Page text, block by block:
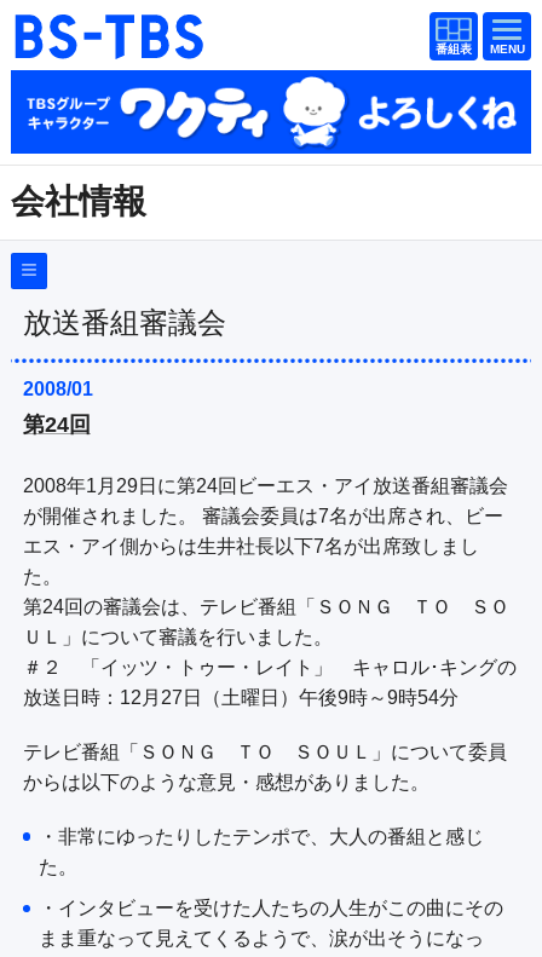
番組
表
BS-TBS
番組
表
ドラマ 映画
紀行 報道
教養
音楽
アニメ
イベント ショッピング
公式SNS プレゼント
ご意見・ご感想 会社情報
会社情報
放送番組審議会
第24回
2008/01
2008年1月29日に第24回ビーエス・アイ放送番組審議会
が開催されました。 審議会委員は7名が出席され、ビー
エス・アイ側からは生井社長以下7名が出席致しまし
た。
第24回の審議会は、テレビ番組「ＳＯＮＧ ＴＯ ＳＯ
ＵＬ」について審議を行いました。
＃２ 「イッツ・トゥー・レイト」 キャロル･キングの
放送日時：12月27日（土曜日）午後9時～9時54分
テレビ番組「ＳＯＮＧ ＴＯ ＳＯＵＬ」について委員
からは以下のような意見・感想がありました。
・非常にゆったりしたテンポで、大人の番組と感じ
た。
・インタビューを受けた人たちの人生がこの曲にその
まま重なって見えてくるようで、涙が出そうになっ
会社概要
採用情報
放送番組審議会
番組種別の公表
反社会的勢力排除についての指針
個人情報について
プライバシーポリシー
従業員等の個人情報に関するプライバシーポ
リシー
報道・著述目的の個人情報保護
視聴データの取扱いについて